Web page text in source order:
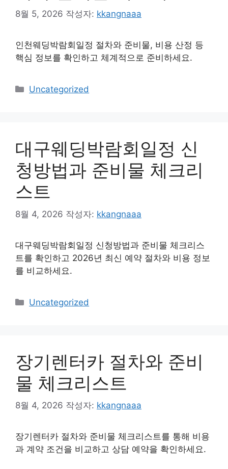
8월 5, 2026 작성자: kkangnaaa
인천웨딩박람회일정 절차와 준비물, 비용 산정 등
핵심 정보를 확인하고 체계적으로 준비하세요.
카
Uncategorized
대구웨딩박람회일정 신
청방법과 준비물 체크리
스트
8월 4, 2026 작성자: kkangnaaa
대구웨딩박람회일정 신청방법과 준비물 체크리스
트를 확인하고 2026년 최신 예약 절차와 비용 정보
를 비교하세요.
카
Uncategorized
장기렌터카 절차와 준비
물 체크리스트
8월 4, 2026 작성자: kkangnaaa
장기렌터카 절차와 준비물 체크리스트를 통해 비용
과 계약 조건을 비교하고 상담 예약을 확인하세요.